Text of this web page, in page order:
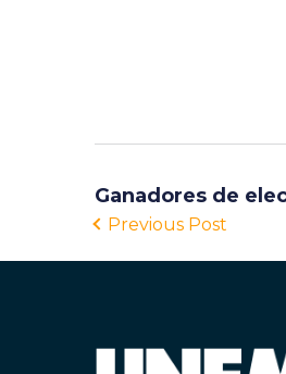
Ganadores de
Previous Post